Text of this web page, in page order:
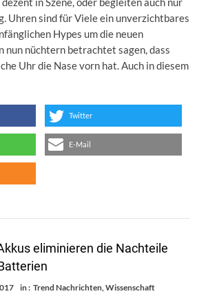
Uhren sind für Viele ein unverzichtbares
Hypes um die neuen
nun nüchtern betrachtet sagen, dass
Uhr die Nase vorn hat. Auch in diesem
Twitter
E-Mail
eliminieren die Nachteile
in : Trend Nachrichten Wissenschaft